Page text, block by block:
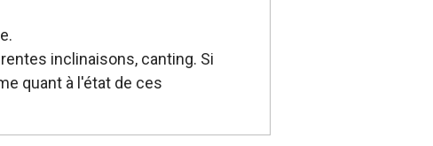
inclinaisons, canting. Si
quant à l'état de ces